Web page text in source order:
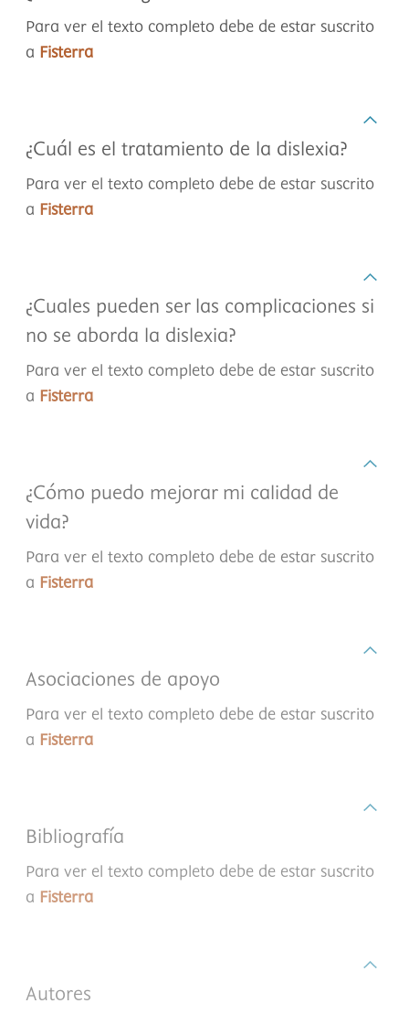
Para ver el texto completo debe de estar suscrito
a Fisterra
¿Cuál es el tratamiento de la dislexia?
Para ver el texto completo debe de estar suscrito
a Fisterra
¿Cuales pueden ser las complicaciones si
no se aborda la dislexia?
Para ver el texto completo debe de estar suscrito
a Fisterra
¿Cómo puedo mejorar mi calidad de
vida?
Para ver el texto completo debe de estar suscrito
a Fisterra
Asociaciones de apoyo
Para ver el texto completo debe de estar suscrito
a Fisterra
Bibliografía
Para ver el texto completo debe de estar suscrito
a Fisterra
Autores